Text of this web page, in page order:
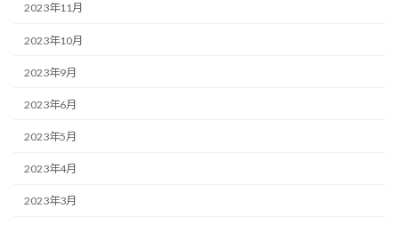
2023年11月
2023年10月
2023年9月
2023年6月
2023年5月
2023年4月
2023年3月